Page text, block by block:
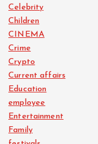
Celebrity
Children
CINEMA
Crime
Crypto
Current affairs
Education
employee
Entertainment
Family